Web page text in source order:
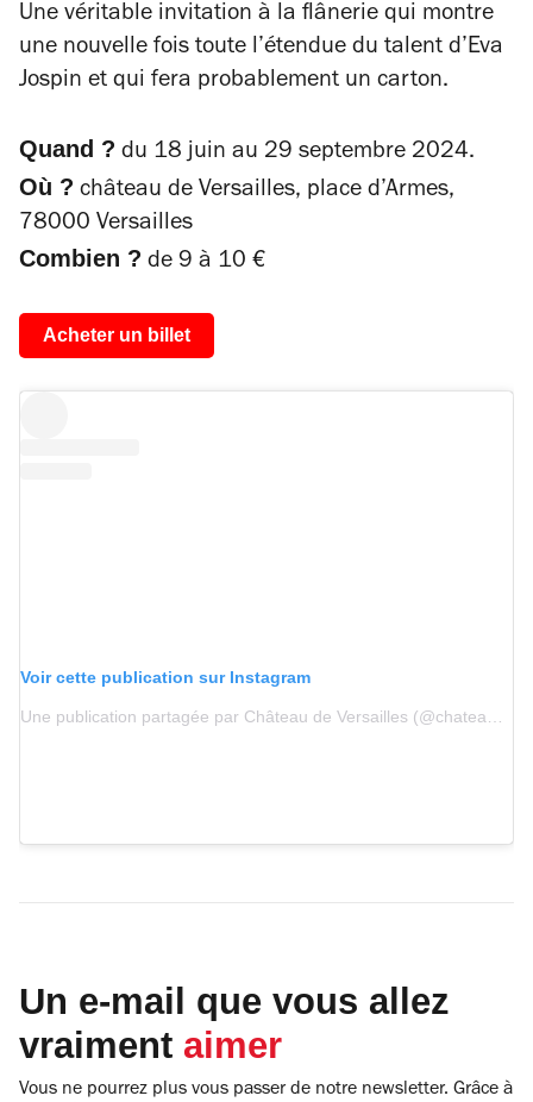
Une véritable invitation à la flânerie qui montre
une nouvelle fois toute l’étendue du talent d’Eva
Jospin et qui fera probablement un carton.
Quand ? du 18 juin au 29 septembre 2024.
Où ? château de Versailles, place d’Armes,
78000 Versailles
Combien ? de 9 à 10 €
Acheter un billet
Voir cette publication sur Instagram
Une publication partagée par Château de Versailles (@chateauversailles)
Un e-mail que vous allez
vraiment aimer
Vous ne pourrez plus vous passer de notre newsletter. Grâce à